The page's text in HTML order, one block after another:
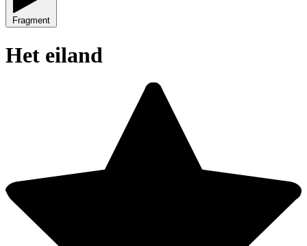
Fragment
Het eiland